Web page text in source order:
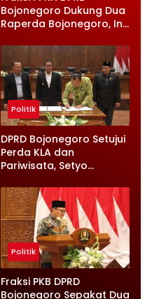
Bojonegoro Dukung Dua
Raperda Bojonegoro, Ini
Disampaikan
Politik
DPRD Bojonegoro Setujui
Perda KLA dan
Pariwisata, Setyo
Instruksi
Politik
Fraksi PKB DPRD
Bojonegoro Sepakat Dua